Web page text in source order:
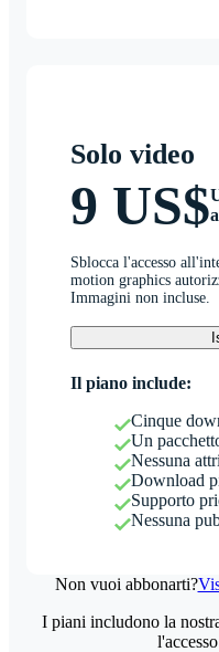
Solo video
9 US$
Sblocca l'accesso
motion graphics
Immagini non incluse.
Il piano include:
Cinque
Un
Nessuna
Download
Supporto
Nessuna
Non vuoi abbonarti?
I piani includono la